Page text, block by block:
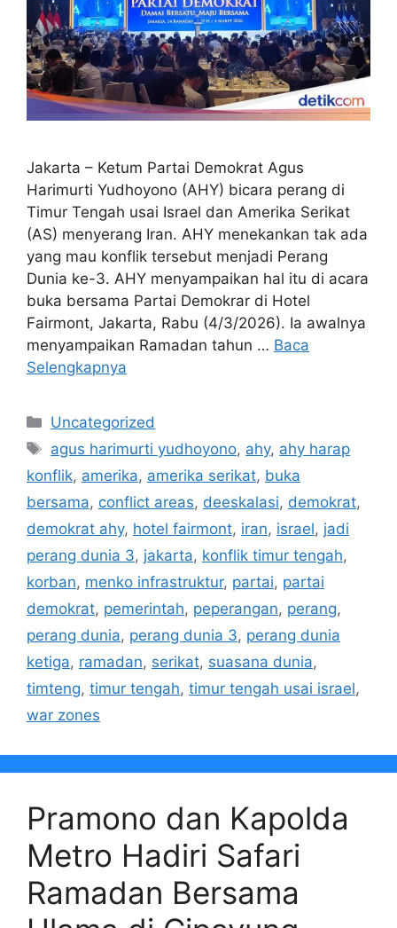
Jakarta – Ketum Partai Demokrat Agus
Harimurti Yudhoyono (AHY) bicara perang di
Timur Tengah usai Israel dan Amerika Serikat
(AS) menyerang Iran. AHY menekankan tak ada
yang mau konflik tersebut menjadi Perang
Dunia ke-3. AHY menyampaikan hal itu di acara
buka bersama Partai Demokrar di Hotel
Fairmont, Jakarta, Rabu (4/3/2026). Ia awalnya
menyampaikan Ramadan tahun … Baca
Selengkapnya
Kategori
Uncategorized
Tag
agus harimurti yudhoyono, ahy, ahy harap
konflik, amerika, amerika serikat, buka
bersama, conflict areas, deeskalasi, demokrat,
demokrat ahy, hotel fairmont, iran, israel, jadi
perang dunia 3, jakarta, konflik timur tengah,
korban, menko infrastruktur, partai, partai
demokrat, pemerintah, peperangan, perang,
perang dunia, perang dunia 3, perang dunia
ketiga, ramadan, serikat, suasana dunia,
timteng, timur tengah, timur tengah usai israel,
war zones
Pramono dan Kapolda
Metro Hadiri Safari
Ramadan Bersama